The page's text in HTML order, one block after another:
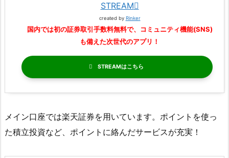
STREAM
created by Rinker
国内では初の証券取引手数料無料で、コミュニティ機能(SNS)
も備えた次世代のアプリ！
STREAM
メイン口座では楽天証券を用いています。ポイントを使っ
た積立投資など、ポイントに絡んだサービスが充実！